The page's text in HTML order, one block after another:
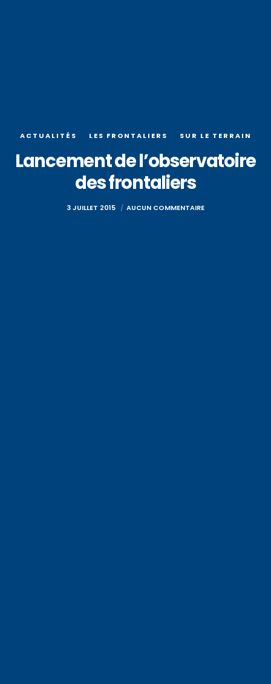
ACTUALITÉS LES FRONTALIERS SUR LE TERRAIN
Lancement de l’observatoire
des frontaliers
3 JUILLET 2015 AUCUN COMMENTAIRE